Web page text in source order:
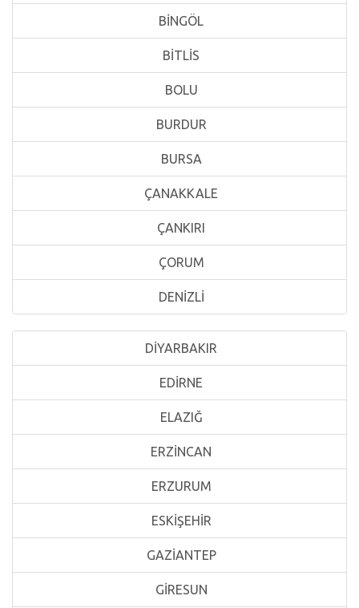
BİNGÖL
BİTLİS
BOLU
BURDUR
BURSA
ÇANAKKALE
ÇANKIRI
ÇORUM
DENİZLİ
DİYARBAKIR
EDİRNE
ELAZIĞ
ERZİNCAN
ERZURUM
ESKİŞEHİR
GAZİANTEP
GİRESUN